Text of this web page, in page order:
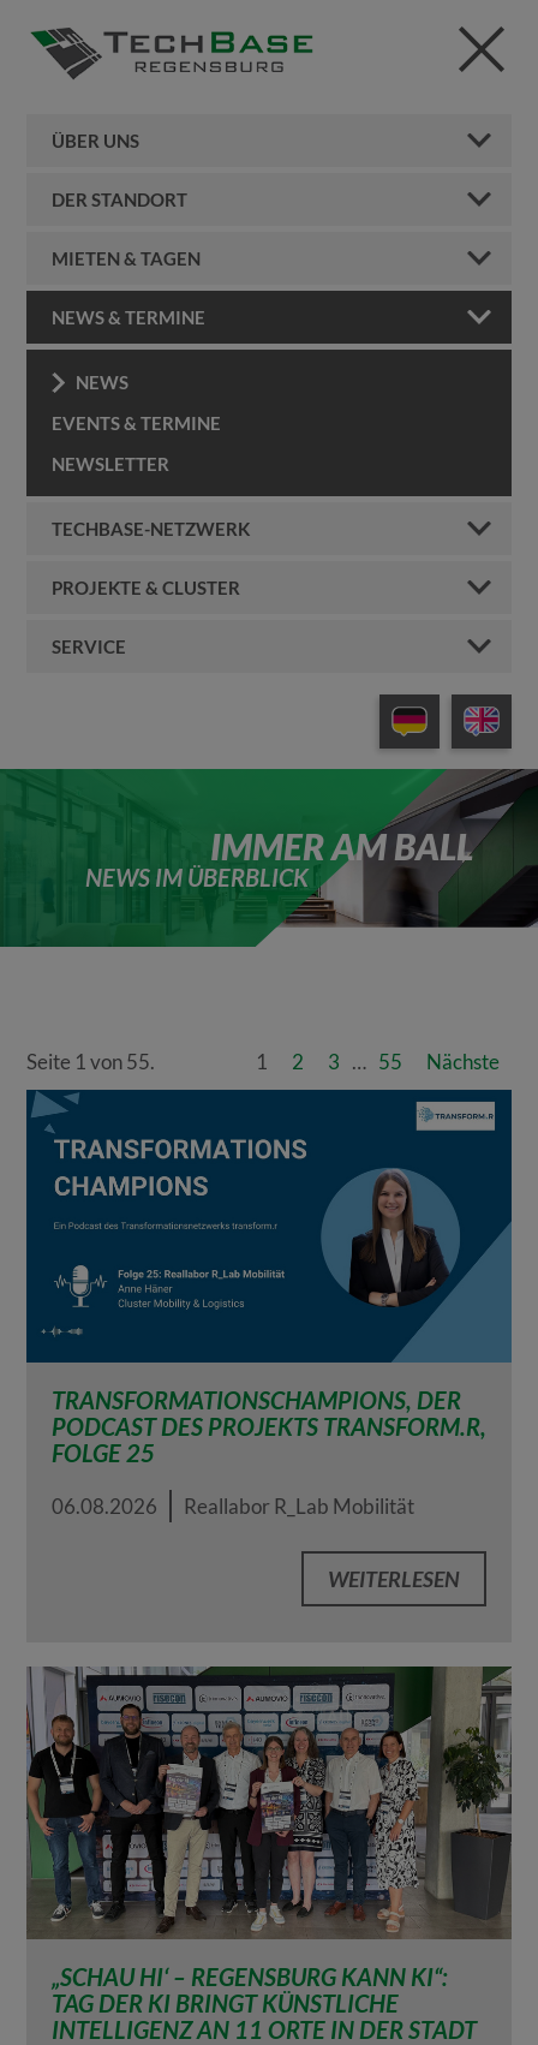
ÜBER UNS
DER STANDORT
MIETEN & TAGEN
NEWS & TERMINE
NEWS
EVENTS & TERMINE
NEWSLETTER
TECHBASE-NETZWERK
PROJEKTE & CLUSTER
SERVICE
IMMER AM BALL
NEWS IM ÜBERBLICK
Seite 1 von 55. 1 2 3 … 55 Nächste
TRANSFORMATIONSCHAMPIONS, DER
PODCAST DES PROJEKTS TRANSFORM.R,
FOLGE 25
06.08.2026 Reallabor R_Lab Mobilität
WEITERLESEN
„SCHAU HI‘ – REGENSBURG KANN KI“:
TAG DER KI BRINGT KÜNSTLICHE
INTELLIGENZ AN 11 ORTE IN DER STADT